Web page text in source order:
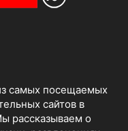
самых посещаемых
сайтов в
рассказываем о